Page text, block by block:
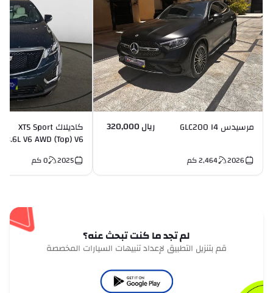
مرسيدس GLC200 I4 ريال 320,000
2026
2,464 كم
كاديلاك XT5 Sport
3.6L V6 AWD (Top) V6
2025
0 كم
لم تجد ما كنت تبحث عنه؟
قم بتنزيل التطبيق لإعداد تنبيهات السيارات المخصصة